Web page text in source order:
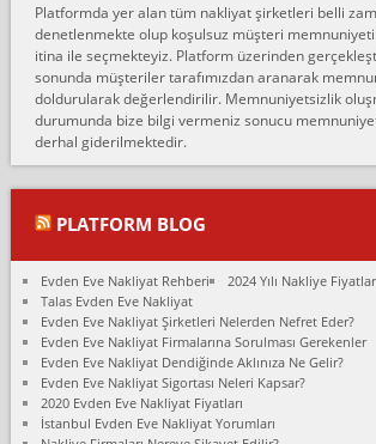
Ankara Alicanlar naklyat tel 5465524025. 2600 TL'ye
Konya ya Alicanlar naklyat la anlaştık bu şahıs evin
fiyatın mazoto gele...
Fatih kokmese:
Diyarbakır dan eşyamı getirtmek için anlaştım sözleşme
Son anda fiyat artırdılar.. mecburiyetten tasittim.. bu kişiler
Ali:
olduk. Asansörlü dediler sonra uraya asansör kurulmaz
fark istediler. ortada asa...
Nimet:
Ben 2021 Ağustos ilk haftası Evimi taşıdım yani İstanbul'un bir
Mahallesi'nden bir başka Mahallesi'ne yani Ümraniye
oturuyorum önceleri ara...
Nimet Köse:
Platformda yer alan tüm nakliyat şirketleri belli
denetlenmekte olup koşulsuz müşteri
itina ile seçmekteyiz. Platform üzerinden
sonunda müşteriler tarafımızdan aranarak
doldurularak değerlendirilir. Memnuniyetsizlik
durumunda bize bilgi vermeniz sonucu
derhal giderilmektedir.
PLATFORM BLOG
Evden Eve Nakliyat Rehberi
2024 Yılı Nakliye
Talas Evden Eve Nakliyat
Evden Eve Nakliyat Şirketleri Nelerden Nefret Eder?
Evden Eve Nakliyat Firmalarına Sorulması Gerekenler
Evden Eve Nakliyat Dendiğinde Aklınıza Ne Gelir?
Evden Eve Nakliyat Sigortası Neleri Kapsar?
2020 Evden Eve Nakliyat Fiyatları
İstanbul Evden Eve Nakliyat Yorumları